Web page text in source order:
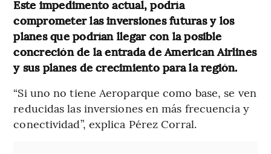
Este impedimento actual, podría
comprometer las inversiones futuras y los
planes que podrían llegar con la posible
concreción de la entrada de American Airlines
y sus planes de crecimiento para la región.
“Si uno no tiene Aeroparque como base, se ven
reducidas las inversiones en más frecuencia y
conectividad”, explica Pérez Corral.